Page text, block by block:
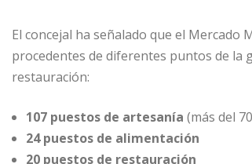
El concejal ha señalado que el
procedentes de diferentes puntos de
restauración:
107 puestos de artesanía (más del
24 puestos de alimentación
20 puestos de restauración